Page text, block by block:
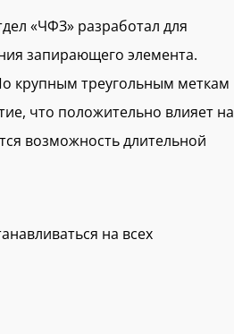
«ЧФЗ» разработал для
запирающего элемента.
крупным треугольным меткам
что положительно влияет на
возможность длительной
на всех